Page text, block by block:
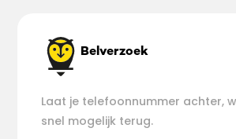
Belverzoek
Laat je telefoonnummer achter,
snel mogelijk terug.